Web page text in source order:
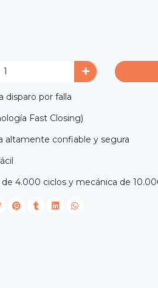
disparo por falla
Fast Closing)
altamente confiable y segura
de 4.000 ciclos y mecánica de